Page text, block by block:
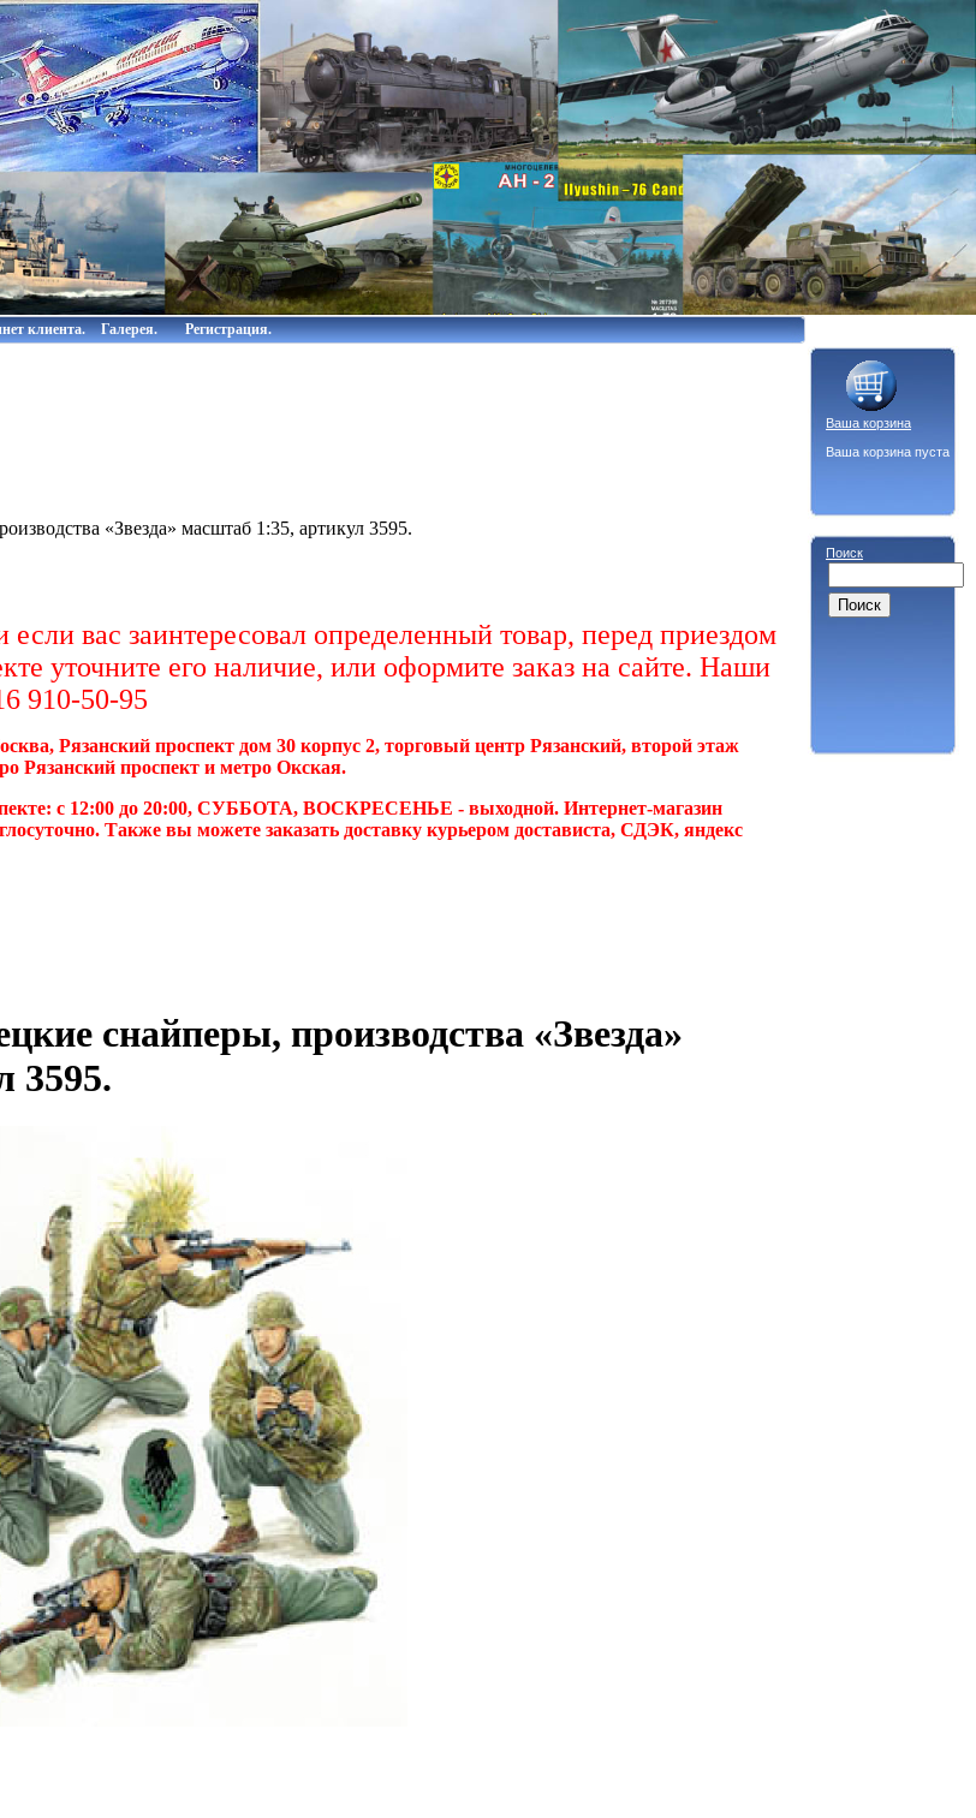
клиента. Галерея. Регистрация.
«Звезда» масштаб 1:35, артикул 3595.
вас заинтересовал определенный товар, перед приездом
уточните его наличие, или оформите заказ на сайте. Наши
910-50-95
Рязанский проспект дом 30 корпус 2, торговый центр Рязанский, второй этаж
Рязанский проспект и метро Окская.
с 12:00 до 20:00, СУББОТА, ВОСКРЕСЕНЬЕ - выходной. Интернет-магазин
Также вы можете заказать доставку курьером достависта, СДЭК, яндекс
снайперы, производства «Звезда»
3595.
Ваша корзина
Ваша корзина пуста
Поиск